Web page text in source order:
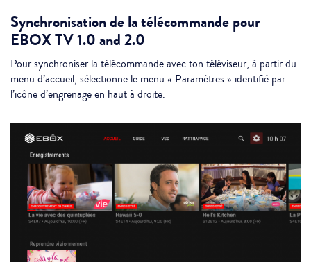
Synchronisation de la télécommande pour
EBOX TV 1.0 and 2.0
Pour synchroniser la télécommande avec ton téléviseur, à partir du
menu d’accueil, sélectionne le menu « Paramètres » identifié par
l’icône d’engrenage en haut à droite.